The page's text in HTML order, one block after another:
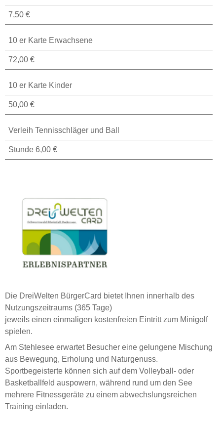
7,50 €
10 er Karte Erwachsene
72,00 €
10 er Karte Kinder
50,00 €
Verleih Tennisschläger und Ball
Stunde 6,00 €
Die DreiWelten BürgerCard bietet Ihnen innerhalb des
Nutzungszeitraums (365 Tage)
jeweils einen einmaligen kostenfreien Eintritt zum Minigolf
spielen.
Am Stehlesee erwartet Besucher eine gelungene Mischung
aus Bewegung, Erholung und Naturgenuss.
Sportbegeisterte können sich auf dem Volleyball- oder
Basketballfeld auspowern, während rund um den See
mehrere Fitnessgeräte zu einem abwechslungsreichen
Training einladen.